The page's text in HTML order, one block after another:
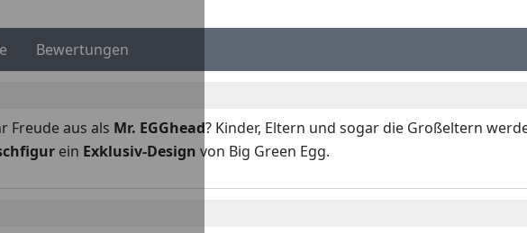
Bewertungen
Freude aus als Mr. EGGhead? Kinder, Eltern und sogar die Großeltern
ein Exklusiv-Design von Big Green Egg.